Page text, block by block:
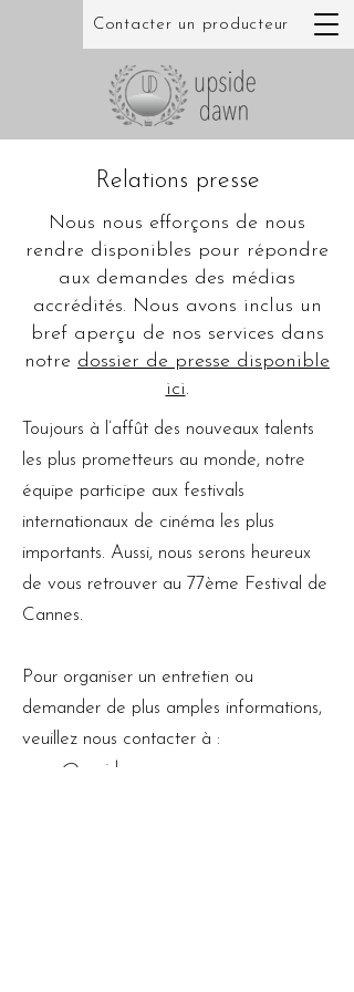
Contacter un producteur
Relations presse
Nous nous efforçons de nous
rendre disponibles pour répondre
aux demandes des médias
accrédités. Nous avons inclus un
bref aperçu de nos services dans
notre dossier de presse disponible
ici.
Toujours à l’affût des nouveaux talents
les plus prometteurs au monde, notre
équipe participe aux festivals
internationaux de cinéma les plus
importants. Aussi, nous serons heureux
de vous retrouver au 77ème Festival de
Cannes.
Pour organiser un entretien ou
demander de plus amples informations,
veuillez nous contacter à :
press@upsideawn.org​